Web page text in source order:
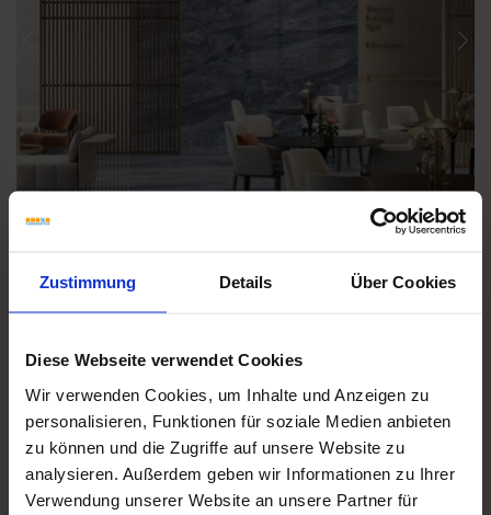
Zustimmung Details Über Cookies
Diese Webseite verwendet Cookies
Wir verwenden Cookies, um Inhalte und Anzeigen zu
personalisieren, Funktionen für soziale Medien anbieten
zu können und die Zugriffe auf unsere Website zu
analysieren. Außerdem geben wir Informationen zu Ihrer
Verwendung unserer Website an unsere Partner für
Weitere Serien von Sant Agostino
Fliesenkleber